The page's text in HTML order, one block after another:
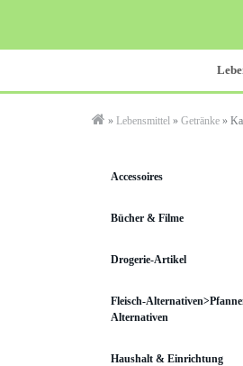
main
» Lebensmittel » Getränke »
Accessoires
Bücher & Filme
Drogerie-Artikel
Fleisch-
Alternativen
Haushalt & Einrichtung